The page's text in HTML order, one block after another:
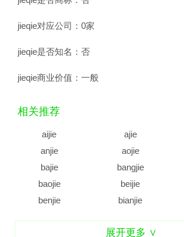
jieqie对应公司： 0家
jieqie是否知名： 否
jieqie商业价值： 一般
相关推荐
aijie ajie
anjie
aojie
bajie
bangjie
baojie
beijie
benjie
bianjie
bojie
展开更多 ∨